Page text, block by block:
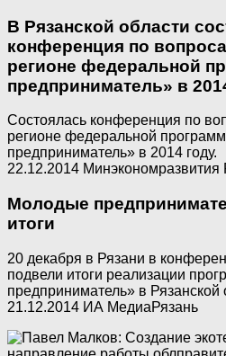
В Рязанской области
конференция по
регионе федеральной
предприниматель» в
Состоялась конференция по
регионе федеральной
предприниматель» в 2014 году.
22.12.2014 Минэкономразвития
Молодые
итоги
20 декабря в Рязани в
подвели итоги реализации
предприниматель» в Рязанской
21.12.2014 ИА МедиаРязань